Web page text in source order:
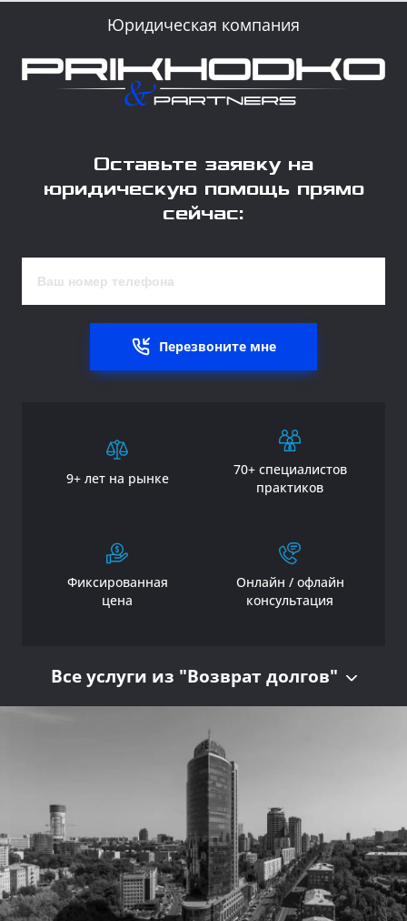
Юридическая компания
Оставьте заявку на
юридическую помощь прямо
сейчас:
Перезвоните мне
9+ лет на рынке
70+ специалистов
практиков
Фиксированная
цена
Онлайн / офлайн
консультация
Все услуги из "Возврат долгов"